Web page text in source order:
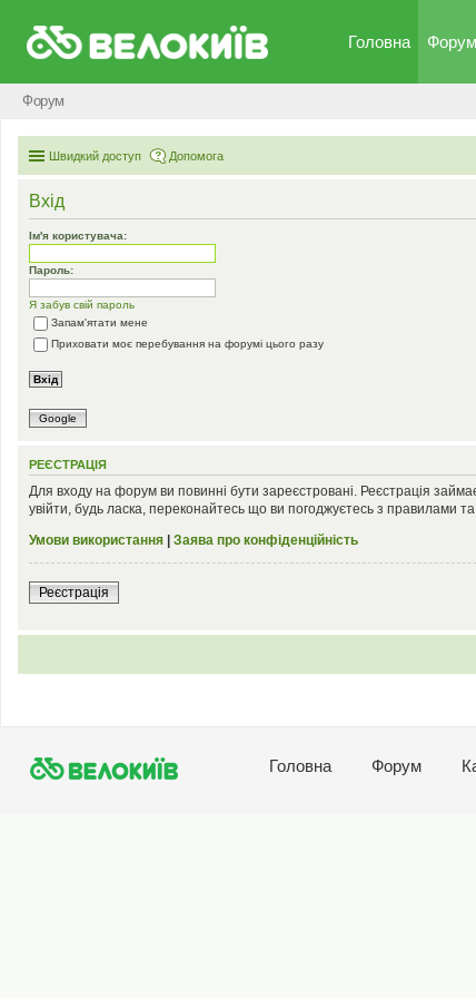
Головна Форум
Форум
Швидкий доступ Допомога
Вхід
Ім'я користувача:
Пароль:
Я забув свій пароль
Запам'ятати мене
Приховати моє перебування на форумі цього разу
Google
РЕЄСТРАЦІЯ
Для входу на форум ви повинні бути зареєстровані. Реєстрація
увійти, будь ласка, переконайтесь що ви погоджуєтесь з правилами
Умови використання | Заява про конфіденційність
Реєстрація
Головна Форум